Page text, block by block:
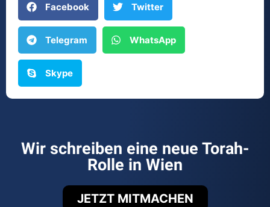
Facebook Twitter
Telegram WhatsApp
Skype
Wir schreiben eine neue Torah-
Rolle in Wien
JETZT MITMACHEN